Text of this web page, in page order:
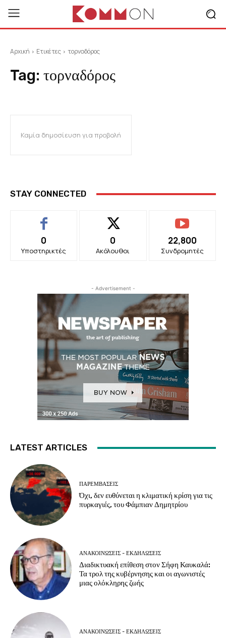
Αρχική Ετικέτες τορναδόρος
Tag: τορναδόρος
Καμία δημοσίευση για προβολή
STAY CONNECTED
0
Υποστηρικτές
0
Ακόλουθοι
22,800
Συνδρομητές
- Advertisement -
LATEST ARTICLES
ΠΑΡΕΜΒΑΣΕΙΣ
Όχι, δεν ευθύνεται η κλιματική κρίση για τις
πυρκαγιές, του Φάμπιαν Δημητρίου
ΑΝΑΚΟΙΝΩΣΕΙΣ - ΕΚΔΗΛΩΣΕΙΣ
Διαδικτυακή επίθεση στον Σήφη Καυκαλά:
Τα τρολ της κυβέρνησης και οι αγωνιστές
μιας ολόκληρης ζωής
ΑΝΑΚΟΙΝΩΣΕΙΣ - ΕΚΔΗΛΩΣΕΙΣ